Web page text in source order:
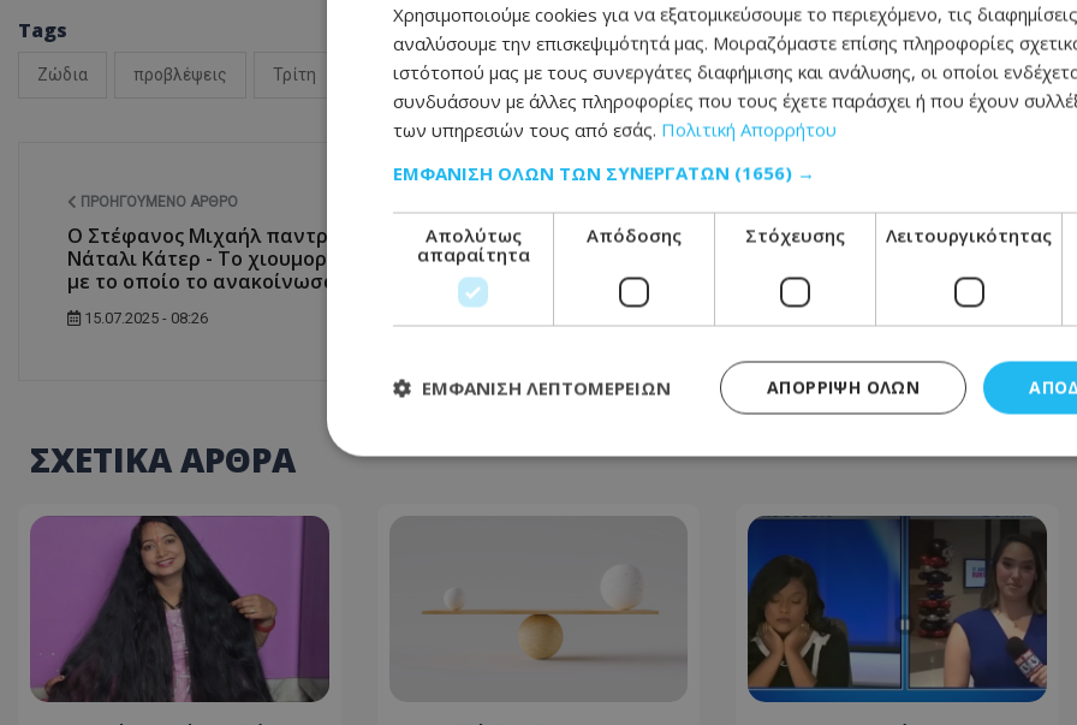
Tags
Ζώδια προβλέψεις Τρίτη
Μοιράσου αυτό το άρθρο
ΠΡΟΗΓΟΎΜΕΝΟ ΆΡΘΡΟ
Ο Στέφανος Μιχαήλ παντρεύεται με τη
Νάταλι Κάτερ - Το χιουμοριστικό βίντεο
με το οποίο το ανακοίνωσαν
15.07.2025 - 08:26
Δεν θα πιστέψεις τι έφαγε η Ευρυδίκη
του γιου της - Η απίστευτη φωτογραφία
μέσα από το μαιευτήριο
ΣΧΕΤΙΚΑ ΑΡΘΡΑ
Χρησιμοποιούμε cookies για να εξατομικεύσουμε το περιεχόμενο, τις
αναλύσουμε την επισκεψιμότητά μας. Μοιραζόμαστε επίσης πληροφορίες
ιστότοπού μας με τους συνεργάτες διαφήμισης και ανάλυσης, οι οποίοι
συνδυάσουν με άλλες πληροφορίες που τους έχετε παράσχει ή που έχουν
των υπηρεσιών τους από εσάς. Πολιτική Απορρήτου
ΕΜΦΆΝΙΣΗ ΌΛΩΝ ΤΩΝ ΣΥΝΕΡΓΑΤΏΝ (1656) →
Απολύτως
απαραίτητα
Απόδοσης Στόχευσης Λειτουργικότητας
ΑΠΌΡΡΙΨΗ ΌΛΩΝ
ΕΜΦΆΝΙΣΗ ΛΕΠΤΟΜΕΡΕΙΏΝ
Τα απολύτως απαραίτητα cookies επιτρέπουν βασικές λειτουργίες του ιστότοπου, όπως τη σύνδεση
διαχείριση λογαριασμού. Ο ιστότοπος δεν μπορεί να χρησιμοποιηθεί σωστά χωρίς τα απολύτως
Ονοματεπώνυμο
Προμηθευτής Πεδίο Λήξη
Περιγραφή
.lifenewscy.tothemaonline.com
1 χρόνος 3
εβδομάδες
Αυτό το cookie
κράτος
σχετικά με την
την
κανονισμό